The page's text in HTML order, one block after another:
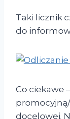
Taki licznik
do
Co ciekawe
docelowej.